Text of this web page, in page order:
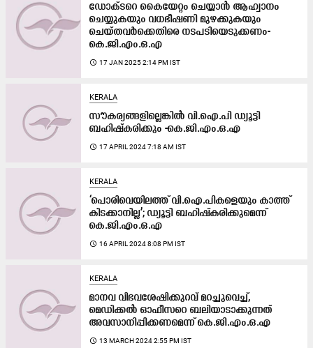
ഡോക്ടറെ കൈയേറ്റം ചെയ്യാൻ ആഹ്വാനം
ചെയ്യുകയും വധഭീഷണി മുഴക്കുകയും
ചെയ്തവർക്കെതിരെ നടപടിയെടുക്കണം-
കെ.ജി.എം.ഒ.എ
access_time 17 JAN 2025 2:14 PM IST
KERALA
സൗകര്യങ്ങളില്ലെങ്കിൽ വി.ഐ.പി ഡ്യൂട്ടി
ബഹിഷ്‌കരിക്കും -കെ.ജി.എം.ഒ.എ
access_time 17 APRIL 2024 7:18 AM IST
KERALA
‘പൊരിവെയിലത്ത് വി.ഐ.പികളെയും കാത്ത്
കിടക്കാനില്ല’; ഡ്യൂട്ടി ബഹിഷ്‌കരിക്കുമെന്ന്
കെ.ജി.എം.ഒ.എ
access_time 16 APRIL 2024 8:08 PM IST
KERALA
മാനവ വിഭവശേഷിക്കുറവ് മറച്ചുവെച്ച്,
മെഡിക്കൽ ഓഫീസറെ ബലിയാടാക്കുന്നത്
അവസാനിപ്പിക്കണമെന്ന് കെ.ജി.എം.ഒ.എ
access_time 13 MARCH 2024 2:55 PM IST